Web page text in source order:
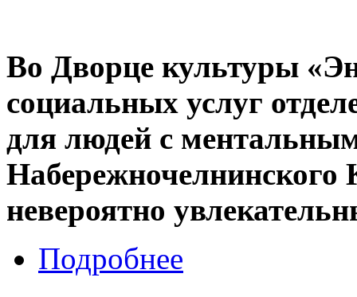
Во Дворце культуры
социальных услуг
для людей с
невероятно
Подробнее